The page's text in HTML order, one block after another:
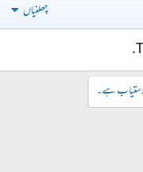
چھلنیاں
ہے۔